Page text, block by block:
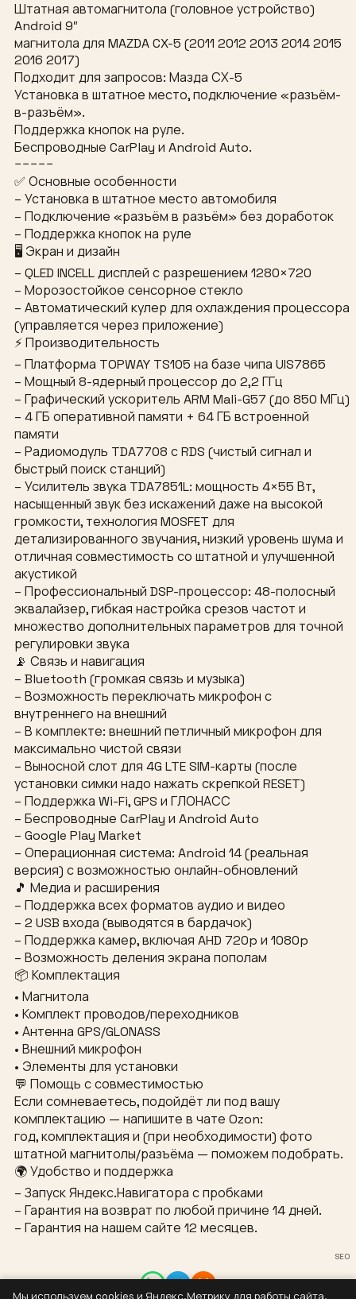
Штатная автомагнитола (головное устройство)
Android 9″
магнитола для MAZDA CX-5 (2011 2012 2013 2014 2015
2016 2017)
Подходит для запросов: Мазда СХ-5
Установка в штатное место, подключение «разъём-
в-разъём».
Поддержка кнопок на руле.
Беспроводные CarPlay и Android Auto.
−−−−−
✅ Основные особенности
– Установка в штатное место автомобиля
– Подключение «разъём в разъём» без доработок
– Поддержка кнопок на руле
🖥 Экран и дизайн
– QLED INCELL дисплей с разрешением 1280×720
– Морозостойкое сенсорное стекло
– Автоматический кулер для охлаждения процессора
(управляется через приложение)
⚡ Производительность
– Платформа TOPWAY TS105 на базе чипа UIS7865
– Мощный 8-ядерный процессор до 2,2 ГГц
– Графический ускоритель ARM Mali-G57 (до 850 МГц)
– 4 ГБ оперативной памяти + 64 ГБ встроенной
памяти
– Радиомодуль TDA7708 с RDS (чистый сигнал и
быстрый поиск станций)
– Усилитель звука TDA7851L: мощность 4×55 Вт,
насыщенный звук без искажений даже на высокой
громкости, технология MOSFET для
детализированного звучания, низкий уровень шума и
отличная совместимость со штатной и улучшенной
акустикой
– Профессиональный DSP-процессор: 48-полосный
эквалайзер, гибкая настройка срезов частот и
множество дополнительных параметров для точной
регулировки звука
📡 Связь и навигация
– Bluetooth (громкая связь и музыка)
– Возможность переключать микрофон с
внутреннего на внешний
– В комплекте: внешний петличный микрофон для
максимально чистой связи
– Выносной слот для 4G LTE SIM-карты (после
установки симки надо нажать скрепкой RESET)
– Поддержка Wi-Fi, GPS и ГЛОНАСС
– Беспроводные CarPlay и Android Auto
– Google Play Market
– Операционная система: Android 14 (реальная
версия) с возможностью онлайн-обновлений
🎵 Медиа и расширения
– Поддержка всех форматов аудио и видео
– 2 USB входа (выводятся в бардачок)
– Поддержка камер, включая AHD 720p и 1080p
– Возможность деления экрана пополам
📦 Комплектация
• Магнитола
• Комплект проводов/переходников
• Антенна GPS/GLONASS
• Внешний микрофон
• Элементы для установки
💬 Помощь с совместимостью
Если сомневаетесь, подойдёт ли под вашу
комплектацию — напишите в чате Ozon:
год, комплектация и (при необходимости) фото
штатной магнитолы/разъёма — поможем подобрать.
🌍 Удобство и поддержка
– Запуск Яндекс.Навигатора с пробками
– Гарантия на возврат по любой причине 14 дней.
– Гарантия на нашем сайте 12 месяцев.
SEO
Мы используем cookies и Яндекс.Метрику для работы сайта,